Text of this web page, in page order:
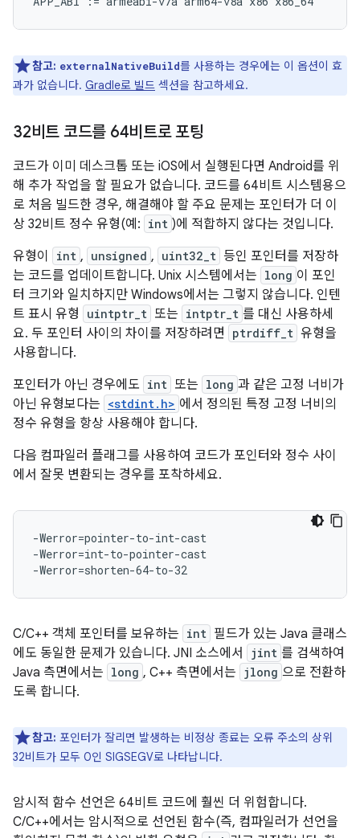
참고: externalNativeBuild를 사용하는 경우에는 이 옵션이 효
과가 없습니다. Gradle로 빌드 섹션을 참고하세요.
32비트 코드를 64비트로 포팅
코드가 이미 데스크톱 또는 iOS에서 실행된다면 Android를 위
해 추가 작업을 할 필요가 없습니다. 코드를 64비트 시스템용으
로 처음 빌드한 경우, 해결해야 할 주요 문제는 포인터가 더 이
상 32비트 정수 유형(예: int )에 적합하지 않다는 것입니다.
유형이
int , unsigned , uint32_t 등인 포인터를 저장하
는 코드를 업데이트합니다. Unix 시스템에서는 long 이 포인
터 크기와 일치하지만 Windows에서는 그렇지 않습니다. 인텐
트 표시 유형
uintptr_t 또는 intptr_t 를 대신 사용하세
요. 두 포인터 사이의 차이를 저장하려면
ptrdiff_t 유형을
사용합니다.
포인터가 아닌 경우에도 int 또는 long 과 같은 고정 너비가
아닌 유형보다는 <stdint.h> 에서 정의된 특정 고정 너비의
정수 유형을 항상 사용해야 합니다.
다음 컴파일러 플래그를 사용하여 코드가 포인터와 정수 사이
에서 잘못 변환되는 경우를 포착하세요.
-Werror=pointer-to-int-cast
-Werror=int-to-pointer-cast
C/C++ 객체 포인터를 보유하는 int 필드가 있는 Java 클래스
에도 동일한 문제가 있습니다. JNI 소스에서
jint 를 검색하여
Java 측면에서는 long , C++ 측면에서는 jlong 으로 전환하
도록 합니다.
참고: 포인터가 잘리면 발생하는 비정상 종료는 오류 주소의 상위
32비트가 모두 0인 SIGSEGV로 나타납니다.
암시적 함수 선언은 64비트 코드에 훨씬 더 위험합니다.
C/C++에서는 암시적으로 선언된 함수(즉, 컴파일러가 선언을